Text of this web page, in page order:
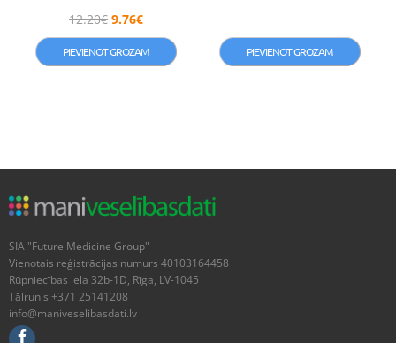
12.20€ 9.76€
PIEVIENOT GROZAM PIEVIENOT GROZAM
SIA "Future Medicine Group"
Vienotais reģistrācijas numurs 40103164458
Rūpniecības iela 32b-1D, Rīga, LV-1045
Tālrunis +371 25141208
info@maniveselibasdati.lv